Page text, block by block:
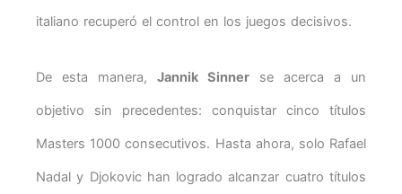
italiano recuperó el control en los juegos decisivos.
De esta manera, Jannik Sinner se acerca a un
objetivo sin precedentes: conquistar cinco títulos
Masters 1000 consecutivos. Hasta ahora, solo Rafael
Nadal y Djokovic han logrado alcanzar cuatro títulos